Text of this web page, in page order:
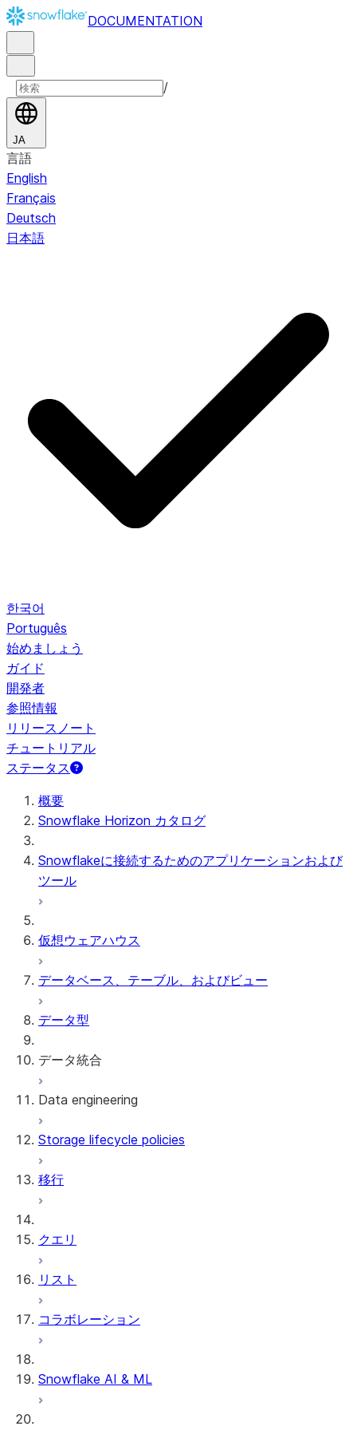
DOCUMENTATION
/
JA
言語
English
Français
Deutsch
日本語
한국어
Português
始めましょう
ガイド
開発者
参照情報
リリースノート
チュートリアル
ステータス
概要
Snowflake Horizon カタログ
Snowflakeに接続するためのアプリケーションおよび
ツール
仮想ウェアハウス
データベース、テーブル、およびビュー
データ型
データ統合
Snowflake Openflow
Apache Iceberg™
Data engineering
データのロード
DCM Projects
Snowflakeでのdbtプロジェクト
Storage lifecycle policies
移行
クエリ
リスト
コラボレーション
Snowflake AI & ML